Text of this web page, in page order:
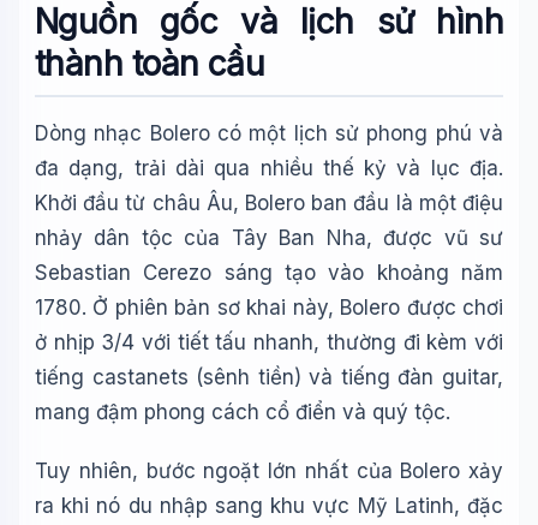
Nguồn gốc và lịch sử hình
thành toàn cầu
Dòng nhạc Bolero có một lịch sử phong phú và
đa dạng, trải dài qua nhiều thế kỷ và lục địa.
Khởi đầu từ châu Âu, Bolero ban đầu là một điệu
nhảy dân tộc của Tây Ban Nha, được vũ sư
Sebastian Cerezo sáng tạo vào khoảng năm
1780. Ở phiên bản sơ khai này, Bolero được chơi
ở nhịp 3/4 với tiết tấu nhanh, thường đi kèm với
tiếng castanets (sênh tiền) và tiếng đàn guitar,
mang đậm phong cách cổ điển và quý tộc.
Tuy nhiên, bước ngoặt lớn nhất của Bolero xảy
ra khi nó du nhập sang khu vực Mỹ Latinh, đặc